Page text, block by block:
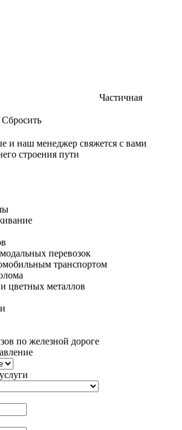
Частичная
Сбросить
и наш менеджер свяжется с вами
строения пути
перевозок
транспортом
цветных металлов
по железной дороге